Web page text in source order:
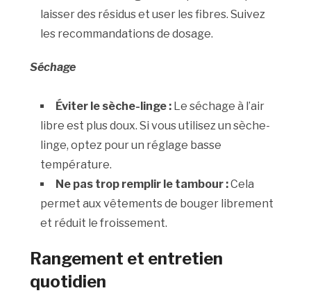
laisser des résidus et user les fibres. Suivez
les recommandations de dosage.
Séchage
Éviter le sèche-linge : Le séchage à l’air
libre est plus doux. Si vous utilisez un sèche-
linge, optez pour un réglage basse
température.
Ne pas trop remplir le tambour :Cela
permet aux vêtements de bouger librement
et réduit le froissement.
Rangement et entretien
quotidien